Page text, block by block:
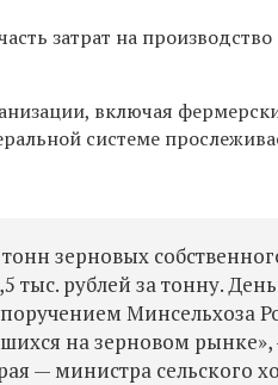
затрат на
включая
системе
зерновых
тыс. рублей за тонну.
Минсельхоза
на зерновом
— министра сельского